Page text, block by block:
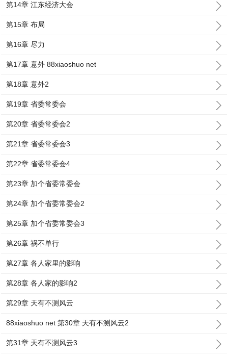
第14章 江东经济大会
第15章 布局
第16章 尽力
第17章 意外 88xiaoshuo net
第18章 意外2
第19章 省委常委会
第20章 省委常委会2
第21章 省委常委会3
第22章 省委常委会4
第23章 加个省委常委会
第24章 加个省委常委会2
第25章 加个省委常委会3
第26章 祸不单行
第27章 各人家里的影响
第28章 各人家的影响2
第29章 天有不测风云
88xiaoshuo net 第30章 天有不测风云2
第31章 天有不测风云3